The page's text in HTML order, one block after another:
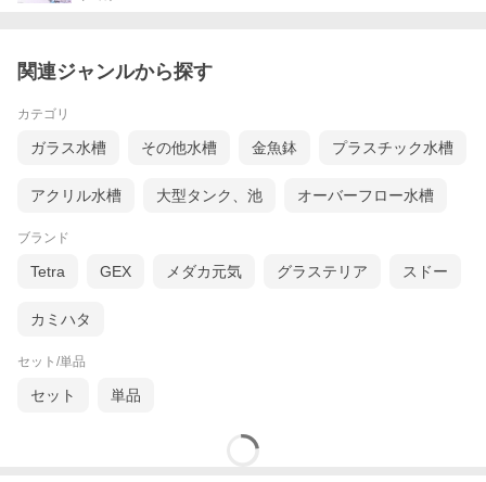
関連ジャンルから探す
カテゴリ
ガラス水槽 その他水槽 金魚鉢 プラスチック水槽
アクリル水槽 大型タンク、池 オーバーフロー水槽
ブランド
Tetra GEX メダカ元気 グラステリア スドー
カミハタ
セット/単品
セット 単品